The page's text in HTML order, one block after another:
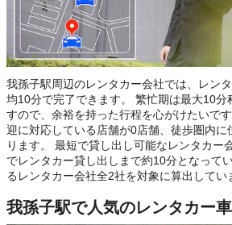
我孫子駅周辺のレンタカー会社では、レン
均10分で完了できます。 繁忙期は最大10分
すので、余裕を持った行程を心がけたいで
迎に対応している店舗が0店舗、徒歩圏内に
ります。 最短で貸し出し可能なレンタカー
でレンタカー貸し出しまで約10分となって
るレンタカー会社全2社を対象に算出してい
我孫子駅で人気のレンタカー